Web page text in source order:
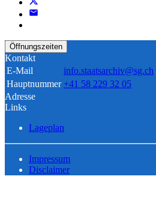
Öffnungszeiten
Kontakt
E-Mail
info.staatsarchiv@sg.ch
Hauptnummer +41 58 229 32 05
Adresse
Links
Lageplan
Impressum
Disclaimer